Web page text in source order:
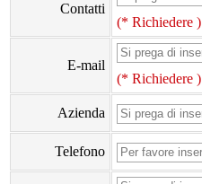
Contatti
(* Richiedere )
E-mail
(* Richiedere )
Azienda
Telefono